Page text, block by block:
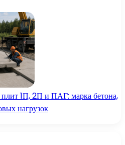
1П, 2П и ПАГ: марка бетона,
нагрузок